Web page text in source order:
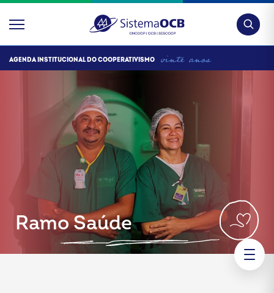
AGENDA INSTITUCIONAL DO COOPERATIVISMO
Ramo Saúde